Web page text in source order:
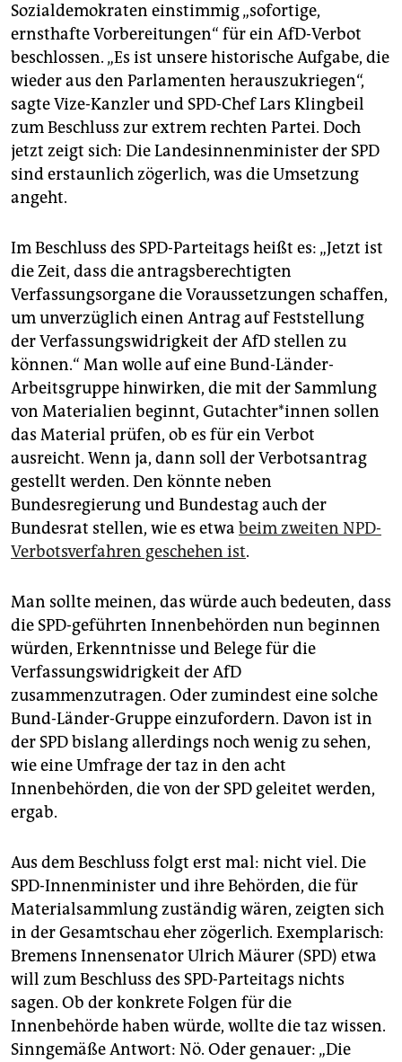
Sozialdemokraten einstimmig „sofortige,
ernsthafte Vorbereitungen“ für ein AfD-Verbot
beschlossen. „Es ist unsere historische Aufgabe, die
wieder aus den Parlamenten herauszukriegen“,
sagte Vize-Kanzler und SPD-Chef Lars Klingbeil
zum Beschluss zur extrem rechten Partei. Doch
jetzt zeigt sich: Die Landesinnenminister der SPD
sind erstaunlich zögerlich, was die Umsetzung
angeht.
Im Beschluss des SPD-Parteitags heißt es: „Jetzt ist
die Zeit, dass die antragsberechtigten
Verfassungsorgane die Voraussetzungen schaffen,
um unverzüglich einen Antrag auf Feststellung
der Verfassungswidrigkeit der AfD stellen zu
können.“ Man wolle auf eine Bund-Länder-
Arbeitsgruppe hinwirken, die mit der Sammlung
von Materialien beginnt, Gut­ach­te­r*in­nen sollen
das Material prüfen, ob es für ein Verbot
ausreicht. Wenn ja, dann soll der Verbotsantrag
gestellt werden. Den könnte neben
Bundesregierung und Bundestag auch der
Bundesrat stellen, wie es etwa beim zweiten NPD-
Verbotsverfahren geschehen ist.
Man sollte meinen, das würde auch bedeuten, dass
die SPD-geführten Innenbehörden nun beginnen
würden, Erkenntnisse und Belege für die
Verfassungswidrigkeit der AfD
zusammenzutragen. Oder zumindest eine solche
Bund-Länder-Gruppe einzufordern. Davon ist in
der SPD bislang allerdings noch wenig zu sehen,
wie eine Umfrage der taz in den acht
Innenbehörden, die von der SPD geleitet werden,
ergab.
Aus dem Beschluss folgt erst mal: nicht viel. Die
SPD-Innenminister und ihre Behörden, die für
Materialsammlung zuständig wären, zeigten sich
in der Gesamtschau eher zögerlich. Exemplarisch:
Bremens Innensenator Ulrich Mäurer (SPD) etwa
will zum Beschluss des SPD-Parteitags nichts
sagen. Ob der konkrete Folgen für die
Innenbehörde haben würde, wollte die taz wissen.
Sinngemäße Antwort: Nö. Oder genauer: „Die